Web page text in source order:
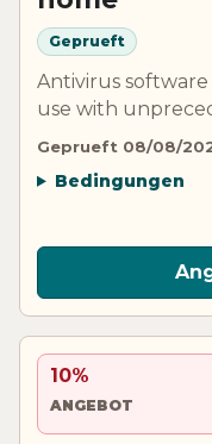
Geprueft
Antivirus
use with
Geprueft 08/08/
Bedingungen
10%
ANGEBOT